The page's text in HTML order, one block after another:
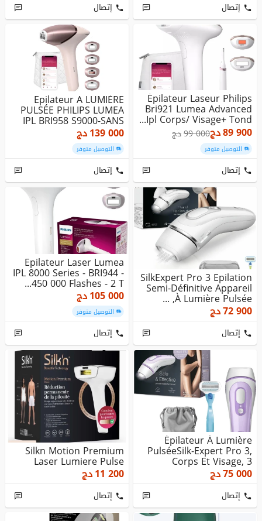
إتصال إتصال
Épilateur Laseur Philips
Bri921 Lumea Advanced
Ipl Corps/ Visage+ Tond...
89 900دج99 000دج
التوصيل متوفر
إتصال
Epilateur A LUMIÈRE
PULSÉE PHILIPS LUMEA
IPL BRI958 S9000-SANS
FIL- 45...
139 000دج
التوصيل متوفر
إتصال
SilkExpert Pro 3 Epilation
Semi-Définitive Appareil
À Lumière Pulsée, ...
72 900دج
إتصال
Epilateur Laser Lumea
IPL 8000 Series - BRI944 -
450 000 Flashes - 2 T...
105 000دج
التوصيل متوفر
إتصال
Épilateur À Lumière
PulséeSilk-Expert Pro 3,
Corps Et Visage, 3
Niveau...
75 000دج
إتصال
Silkn Motion Premium
Laser Lumiere Pulse
11 200دج
إتصال